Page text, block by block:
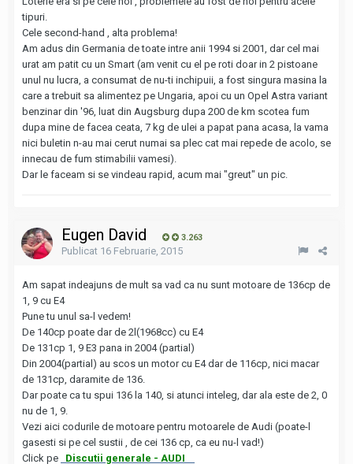
tipuri.
Cele second-hand , alta problema!
Am adus din Germania de toate intre anii 1994 si 2001, dar cel mai
urat am patit cu un Smart (am venit cu el pe roti doar in 2 pistoane
unul nu lucra, a consumat de nu-ti inchipuii, a fost singura masina la
care a trebuit sa alimentez pe Ungaria, apoi cu un Opel Astra variant
benzinar din '96, luat din Augsburg dupa 200 de km scotea fum
dupa mine de facea ceata, 7 kg de ulei a papat pana acasa, la vama
nici buletin n-au mai cerut numai sa plec cat mai repede de acolo, se
innecau de fum stimabilii vamesi).
Dar le faceam si se vindeau rapid, acum mai "greut" un pic.
Eugen David 3.263
Publicat 16 Februarie, 2015
Am sapat indeajuns de mult sa vad ca nu sunt motoare de 136cp de
1, 9 cu E4
Pune tu unul sa-l vedem!
De 140cp poate dar de 2l(1968cc) cu E4
De 131cp 1, 9 E3 pana in 2004 (partial)
Din 2004(partial) au scos un motor cu E4 dar de 116cp, nici macar
de 131cp, daramite de 136.
Dar poate ca tu spui 136 la 140, si atunci inteleg, dar ala este de 2, 0
nu de 1, 9.
Vezi aici codurile de motoare pentru motoarele de Audi (poate-l
gasesti si pe cel sustii , de cei 136 cp, ca eu nu-l vad!)
Click pe
Discutii generale - AUDI